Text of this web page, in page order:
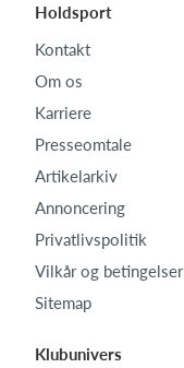
Holdsport
Kontakt
Om os
Karriere
Presseomtale
Artikelarkiv
Annoncering
Privatlivspolitik
Vilkår og betingelser
Sitemap
Klubunivers